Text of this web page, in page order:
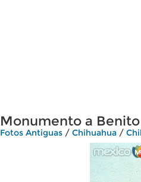
Monumento a
Fotos Antiguas / Chihuahua /